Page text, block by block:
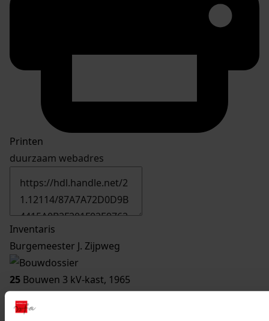
Printen
duurzaam webadres
Inventaris
Burgemeester J. Zijpweg
25 Bouwen 3 kV-kast, 1965
Datering:
1965